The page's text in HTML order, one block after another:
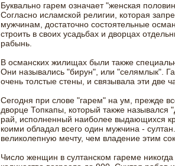
Буквально гарем означает "женская
Согласно исламской религии, которая
мужчинам, достаточно состоятельные
строить в своих усадьбах и дворцах
рабынь.
В османских жилищах были также
Они назывались "бирун", или "селямлык".
очень толстые стены, и связывала эти две
Сегодня при слове "гарем" на ум, прежде
дворце Топкапы, который также
рай, исполненный наиболее выдающихся
коими обладал всего один мужчина -
великолепную мечту, чем владение этим
Число женщин в султанском гареме